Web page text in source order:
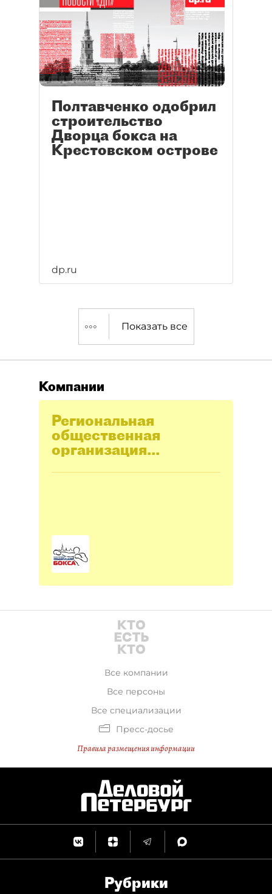
Полтавченко одобрил
строительство
Дворца бокса на
Крестовском острове
dp.ru
Показать все
Компании
Региональная
общественная
организация
Федерация бокса
Все компании
Все персоны
Все специализации
Пресс-досье
Правила размещения информации
Рубрики